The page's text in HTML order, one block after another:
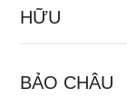
HỮU
BẢO CHÂU